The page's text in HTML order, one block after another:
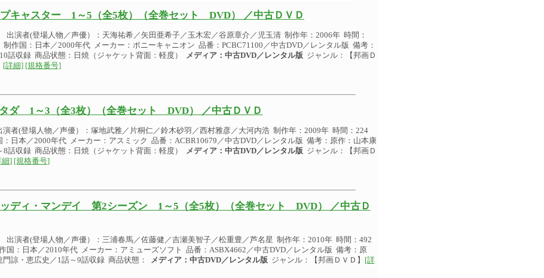
プキャスター 1～5（全5枚）（全巻セット DVD） ／中古ＤＶＤ
出演者(登場人物／声優）：天海祐希／矢田亜希子／玉木宏／谷原章介／児玉清 制作年：2006年 時間：
制作国：日本／2000年代 メーカー：ポニーキャニオン 品番：PCBC71100／中古DVD／レンタル版 備考：
話収録 商品状態：日焼（ジャケット背面：軽度）
メディア：中古DVD／レンタル版 ジャンル：【邦画Ｄ
[詳細] [規格番号]
ダ 1～3（全3枚）（全巻セット DVD） ／中古ＤＶＤ
演者(登場人物／声優）：塚地武雅／片桐仁／鈴木砂羽／西村雅彦／大河内浩 制作年：2009年 時間：224
：日本／2000年代 メーカー：アスミック 品番：ACBR10679／中古DVD／レンタル版 備考：原作：山本康
8話収録 商品状態：日焼（ジャケット背面：軽度）
メディア：中古DVD／レンタル版 ジャンル：【邦画Ｄ
細] [規格番号]
ディ・マンデイ 第2シーズン 1～5（全5枚）（全巻セット DVD） ／中古Ｄ
出演者(登場人物／声優）：三浦春馬／佐藤健／吉瀬美智子／松重豊／芦名星 制作年：2010年 時間：492
国：日本／2010年代 メーカー：アミューズソフト 品番：ASBX4662／中古DVD／レンタル版 備考：原
門諒・恵広史／1話～9話収録 商品状態：
メディア：中古DVD／レンタル版 ジャンル：【邦画ＤＶＤ】
[詳